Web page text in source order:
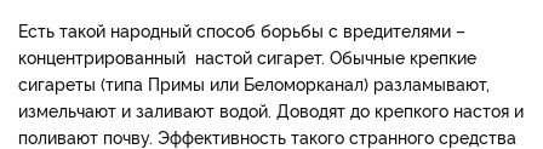
Есть такой народный способ борьбы с вредителями –
концентрированный настой сигарет. Обычные крепкие
сигареты (типа Примы или Беломорканал) разламывают,
измельчают и заливают водой. Доводят до крепкого настоя и
поливают почву. Эффективность такого странного средства